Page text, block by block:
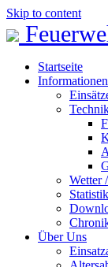
Skip to content
Startseite
Informationen
Wetter
Über Uns